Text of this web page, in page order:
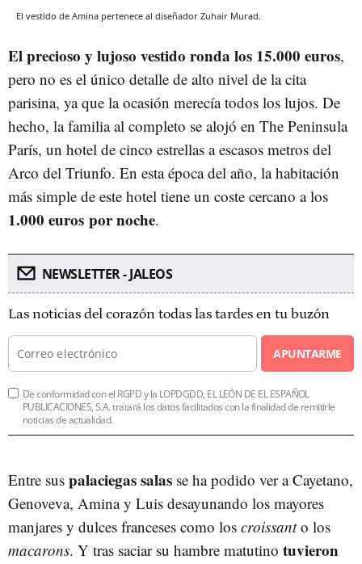
El vestido de Amina pertenece al diseñador Zuhair Murad.
El precioso y lujoso vestido ronda los 15.000 euros,
pero no es el único detalle de alto nivel de la cita
parisina, ya que la ocasión merecía todos los lujos. De
hecho, la familia al completo se alojó en The Peninsula
París, un hotel de cinco estrellas a escasos metros del
Arco del Triunfo. En esta época del año, la habitación
más simple de este hotel tiene un coste cercano a los
1.000 euros por noche.
NEWSLETTER - JALEOS
Las noticias del corazón todas las tardes en tu buzón
APUNTARME
De conformidad con el RGPD y la LOPDGDD, EL LEÓN DE EL ESPAÑOL
PUBLICACIONES, S.A. tratará los datos facilitados con la finalidad de remitirle
noticias de actualidad.
Entre sus palaciegas salas se ha podido ver a Cayetano,
Genoveva, Amina y Luis desayunando los mayores
manjares y dulces franceses como los croissanto los
macarons. Y tras saciar su hambre matutino tuvieron